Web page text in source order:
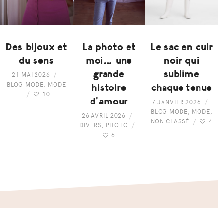
Des bijoux et
du sens
21 MAI 2026
BLOG MODE
MODE
10
La photo et
moi… une
grande
histoire
d’amour
26 AVRIL 2026
DIVERS
PHOTO
6
Le sac en cuir
noir qui
sublime
chaque tenue
7 JANVIER 2026
BLOG MODE, MODE,
NON CLASSÉ
4